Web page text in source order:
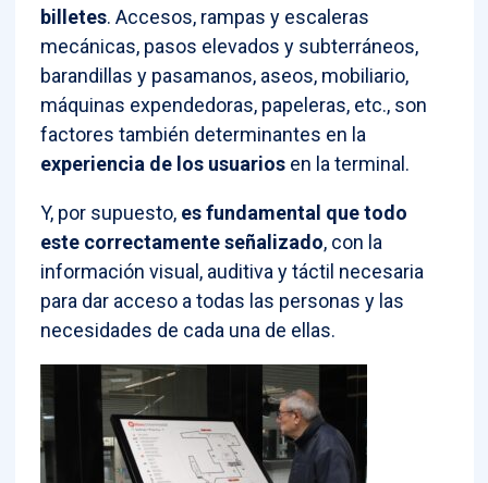
billetes. Accesos, rampas y escaleras
mecánicas, pasos elevados y subterráneos,
barandillas y pasamanos, aseos, mobiliario,
máquinas expendedoras, papeleras, etc., son
factores también determinantes en la
experiencia de los usuarios en la terminal.
Y, por supuesto, es fundamental que todo
este correctamente señalizado, con la
información visual, auditiva y táctil necesaria
para dar acceso a todas las personas y las
necesidades de cada una de ellas.